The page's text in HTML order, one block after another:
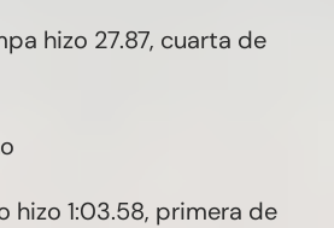
hizo 27.87, cuarta de
hizo 1:03.58, primera de